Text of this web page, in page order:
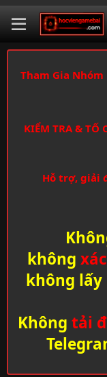
Tham Gia Nhóm
KIỂM TRA & TỐ
Hỗ trợ, giải
không
không
Không tải